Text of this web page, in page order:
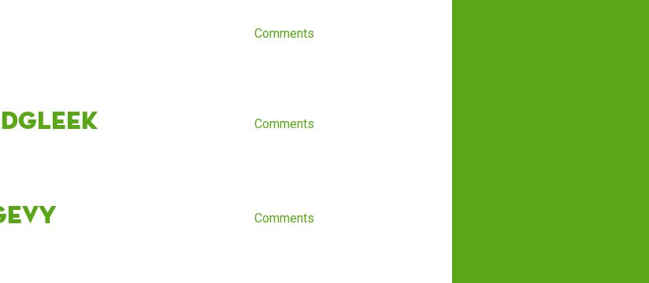
Comments
Comments
Comments